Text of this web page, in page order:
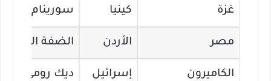
غزة كينيا سورينام
مصر الأردن الضفة الغربية
الكاميرون إسرائيل ديك رومى